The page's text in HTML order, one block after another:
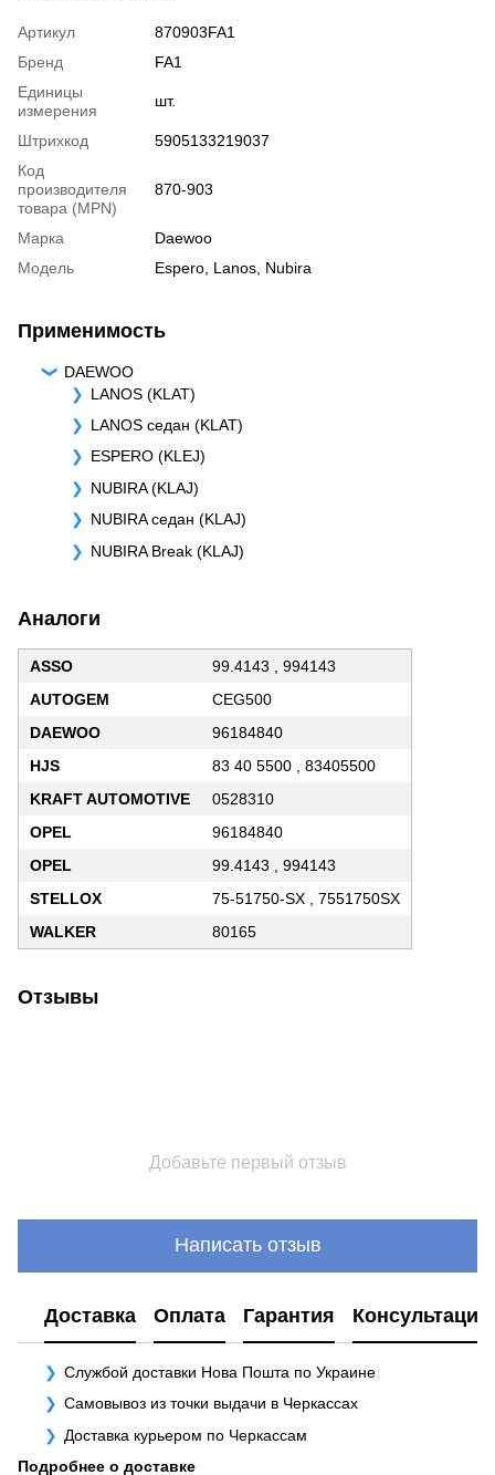
Артикул
870903FA1
Бренд
FA1
Единицы
измерения
шт.
Штрихкод
5905133219037
Код
производителя
товара (MPN)
870-903
Марка
Daewoo
Модель
Espero Lanos Nubira
Применимость
DAEWOO
LANOS (KLAT)
LANOS седан (KLAT)
ESPERO (KLEJ)
NUBIRA (KLAJ)
NUBIRA седан (KLAJ)
NUBIRA Break (KLAJ)
Аналоги
ASSO
99.4143 , 994143
AUTOGEM
CEG500
DAEWOO
96184840
HJS
83 40 5500 , 83405500
KRAFT AUTOMOTIVE
0528310
OPEL
96184840
OPEL
99.4143 , 994143
STELLOX
75-51750-SX , 7551750SX
WALKER
80165
Отзывы
Добавьте первый отзыв
Написать отзыв
Доставка Оплата Гарантия Консультация
Службой доставки Нова Пошта по Украине
Самовывоз из точки выдачи в Черкассах
Доставка курьером по Черкассам
Подробнее о доставке